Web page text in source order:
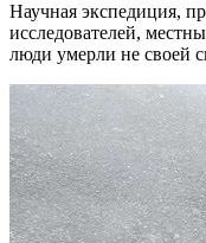
Научная экспедиция,
исследователей,
люди умерли не своей